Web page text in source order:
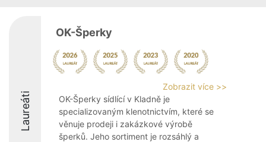
Laureáti
OK-Šperky
Zobrazit více >>
OK-Šperky sídlící v Kladně je
specializovaným klenotnictvím, které se
věnuje prodeji i zakázkové výrobě
šperků. Jeho sortiment je rozsáhlý a